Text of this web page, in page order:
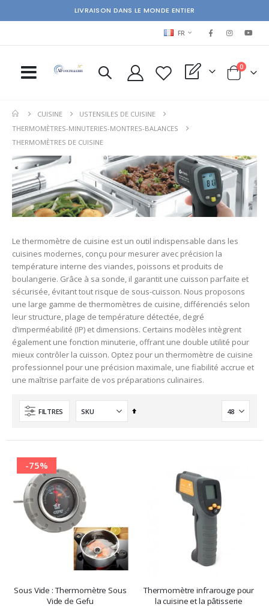
LIVRAISON DANS LE MONDE ENTIER
LANGUAGE
FR
My Quote Cart
0items
CUISINE
USTENSILES DE CUISINE
THERMOMÈTRES-MINUTERIES-MONTRES-BALANCES
THERMOMÈTRES DE CUISINE
Le thermomètre de cuisine est un outil indispensable dans les
cuisines modernes, conçu pour mesurer avec précision la
température interne des viandes, poissons et produits de
boulangerie. Grâce à sa sonde, il garantit une cuisson parfaite et
sécurisée, évitant tout risque de sous-cuisson. Nous proposons
une large gamme de thermomètres de cuisine, différenciés selon
leur structure, plage de température détectée, degré
d’imperméabilité (IP) et dimensions. Certains modèles intègrent
également une fonction minuterie, offrant une double utilité pour
mieux contrôler la cuisson. Optez pour un thermomètre de cuisine
professionnel pour une précision maximale, une fiabilité accrue et
une maîtrise parfaite de vos préparations culinaires.
FILTRES
Ordre
-75%
Sous Vide : Thermomètre Sous
Vide de Gefu
Thermomètre infrarouge pour
la cuisine et la pâtisserie